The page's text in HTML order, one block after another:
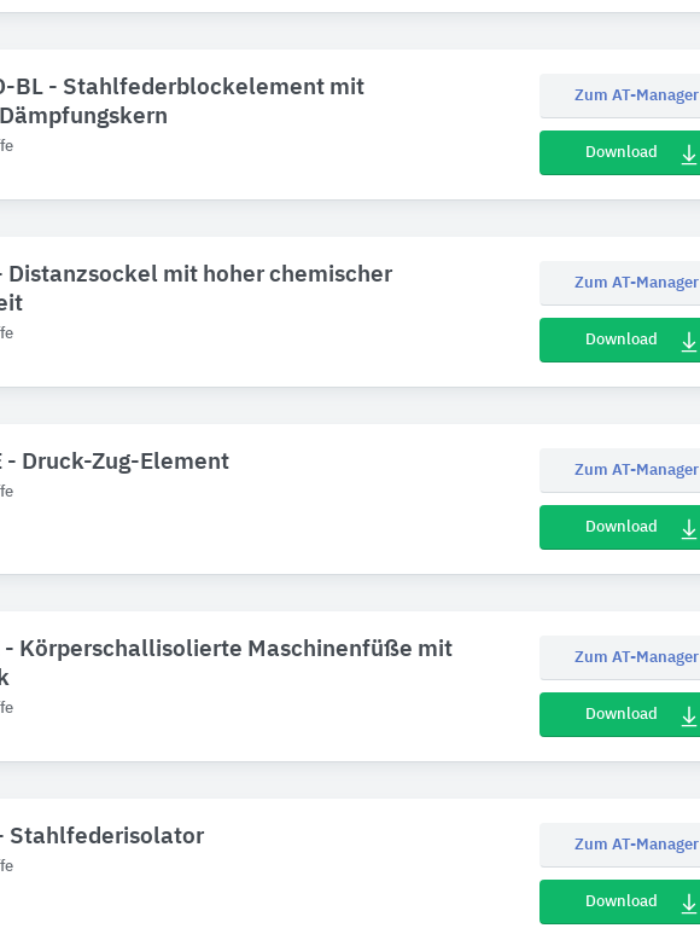
BL - Stahlfederblockelement mit
Zum AT-Manager
Download
Distanzsockel mit hoher chemischer
Zum AT-Manager
Download
- Druck-Zug-Element Zum AT-Manager
Download
- Körperschallisolierte Maschinenfüße mit
Zum AT-Manager
Download
Stahlfederisolator Zum AT-Manager
Download